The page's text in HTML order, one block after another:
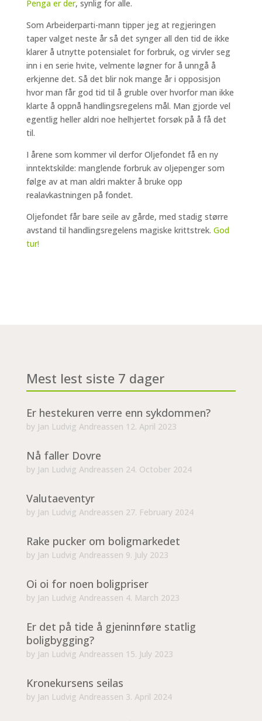
Penga er der, synlig for alle.
Som Arbeiderparti-mann tipper jeg at regjeringen
taper valget neste år så det synger all den tid de ikke
klarer å utnytte potensialet for forbruk, og virvler seg
inn i en serie hvite, velmente løgner for å unngå å
erkjenne det. Så det blir nok mange år i opposisjon
hvor man får god tid til å gruble over hvorfor man ikke
klarte å oppnå handlingsregelens mål. Man gjorde vel
egentlig heller aldri noe helhjertet forsøk på å få det
til.
I årene som kommer vil derfor Oljefondet få en ny
inntektskilde: manglende forbruk av oljepenger som
følge av at man aldri makter å bruke opp
realavkastningen på fondet.
Oljefondet får bare seile av gårde, med stadig større
avstand til handlingsregelens magiske krittstrek. God
tur!
Mest lest siste 7 dager
Er hestekuren verre enn sykdommen?
by Jan Ludvig Andreassen 12. April 2023
Nå faller Dovre
by Jan Ludvig Andreassen 24. October 2024
Valutaeventyr
by Jan Ludvig Andreassen 27. February 2024
Rake pucker om boligmarkedet
by Jan Ludvig Andreassen 9. July 2023
Oi oi for noen boligpriser
by Jan Ludvig Andreassen 4. March 2023
Er det på tide å gjeninnføre statlig
boligbygging?
by Jan Ludvig Andreassen 15. July 2023
Kronekursens seilas
by Jan Ludvig Andreassen 3. April 2024